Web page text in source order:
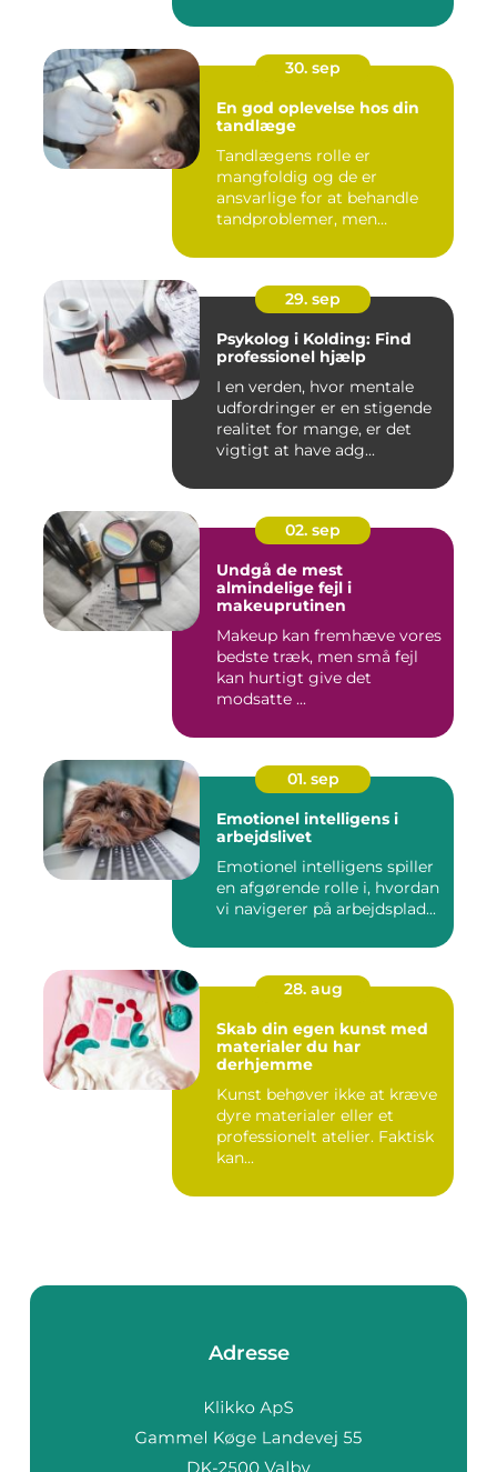
30. sep
En god oplevelse hos din
tandlæge
Tandlægens rolle er
mangfoldig og de er
ansvarlige for at behandle
tandproblemer, men
29. sep
Psykolog i Kolding: Find
professionel hjælp
I en verden, hvor mentale
udfordringer er en stigende
realitet for mange, er det
vigtigt at have adg...
02. sep
Undgå de mest
almindelige fejl i
makeuprutinen
Makeup kan fremhæve vores
bedste træk, men små fejl
kan hurtigt give det
modsatte ...
01. sep
Emotionel intelligens i
arbejdslivet
Emotionel intelligens spiller
en afgørende rolle i, hvordan
vi navigerer på arbejdsplad...
28. aug
Skab din egen kunst med
materialer du har
derhjemme
Kunst behøver ikke at kræve
dyre materialer eller et
professionelt atelier. Faktisk
kan...
Adresse